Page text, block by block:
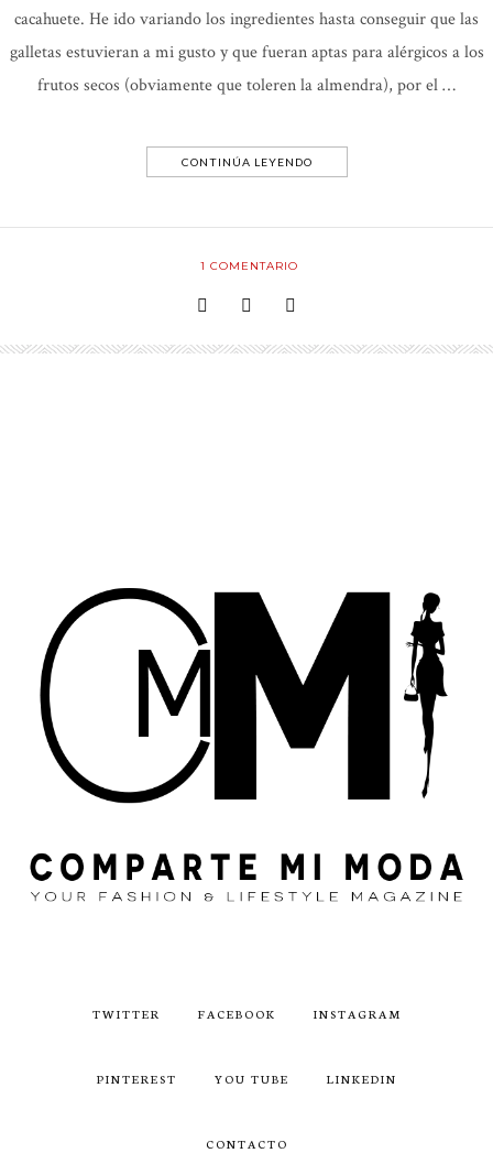
cacahuete. He ido variando los ingredientes hasta conseguir que las
galletas estuvieran a mi gusto y que fueran aptas para alérgicos a los
frutos secos (obviamente que toleren la almendra), por el …
CONTINÚA LEYENDO
1 COMENTARIO
TWITTER FACEBOOK INSTAGRAM
PINTEREST YOU TUBE LINKEDIN
CONTACTO